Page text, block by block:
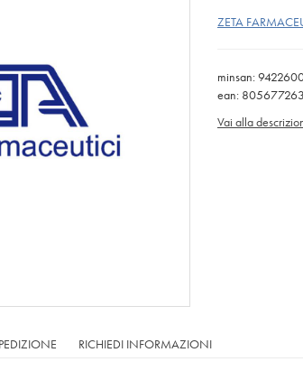
ZETA
minsan:
ean:
Vai alla
RICHIEDI INFORMAZIONI